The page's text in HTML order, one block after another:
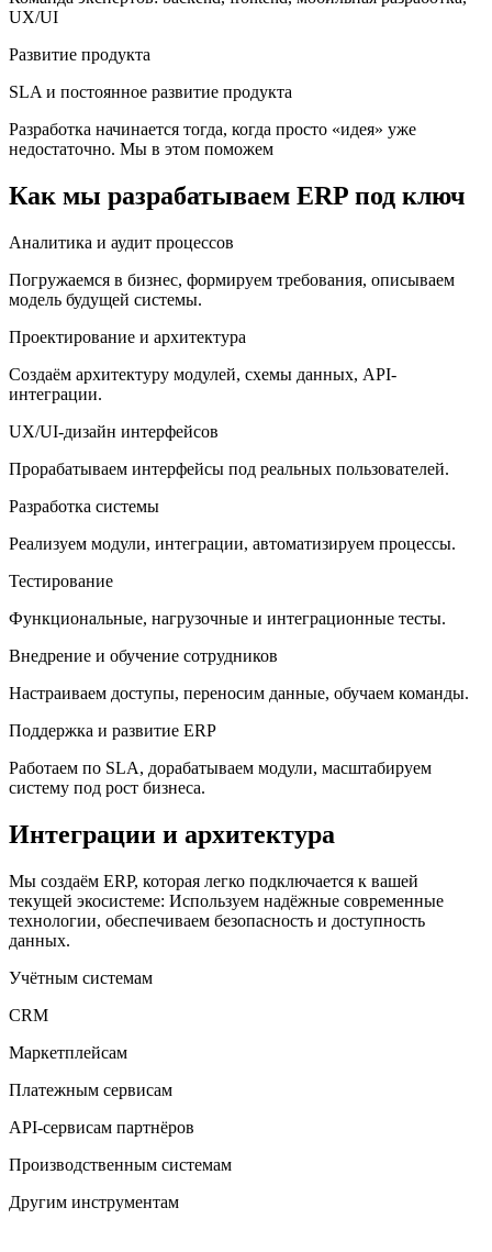
UX/UI
Развитие продукта
SLA и постоянное развитие продукта
Разработка начинается тогда, когда просто «идея» уже
недостаточно. Мы в этом поможем
Как мы разрабатываем ERP под ключ
Аналитика и аудит процессов
Погружаемся в бизнес, формируем требования, описываем
модель будущей системы.
Проектирование и архитектура
Создаём архитектуру модулей, схемы данных, API-
интеграции.
UX/UI-дизайн интерфейсов
Прорабатываем интерфейсы под реальных пользователей.
Разработка системы
Реализуем модули, интеграции, автоматизируем процессы.
Тестирование
Функциональные, нагрузочные и интеграционные тесты.
Внедрение и обучение сотрудников
Настраиваем доступы, переносим данные, обучаем команды.
Поддержка и развитие ERP
Работаем по SLA, дорабатываем модули, масштабируем
систему под рост бизнеса.
Интеграции и архитектура
Мы создаём ERP, которая легко подключается к вашей
текущей экосистеме: Используем надёжные современные
технологии, обеспечиваем безопасность и доступность
данных.
Учётным системам
CRM
Маркетплейсам
Платежным сервисам
API-сервисам партнёров
Производственным системам
Другим инструментам